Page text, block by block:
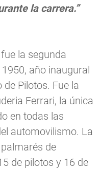
la carrera.”
la segunda
año inaugural
Pilotos. Fue la
Ferrari, la única
en todas las
automovilismo. La
de
de pilotos y 16 de